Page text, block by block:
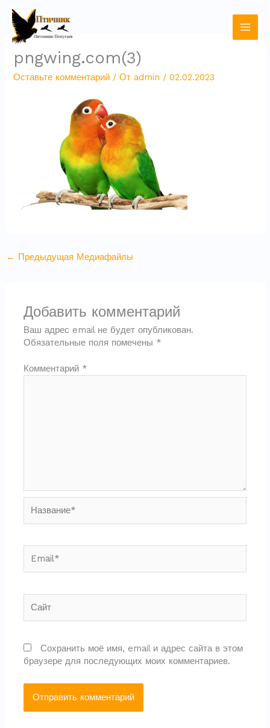
содержимому
pngwing.com(3)
Оставьте комментарий / От admin /02.02.2023
← Предыдущая Медиафайлы
Добавить комментарий
Ваш адрес email не будет опубликован.
Обязательные поля помечены *
Комментарий *
Сохранить моё имя, email и адрес сайта в этом
браузере для последующих моих комментариев.